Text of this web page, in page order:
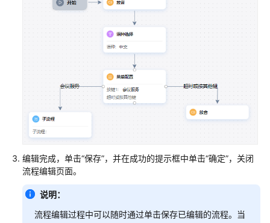
能
器
置
普
通
IVR
流
编辑完成，单击“保存”，并在成功的提示框中单击“确定”，关闭
流程编辑页面。
说明：
流程编辑过程中可以随时通过单击保存已编辑的流程。当